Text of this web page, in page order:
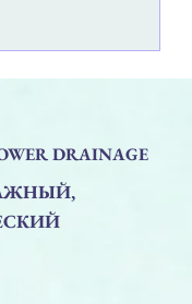
DRAINAGE